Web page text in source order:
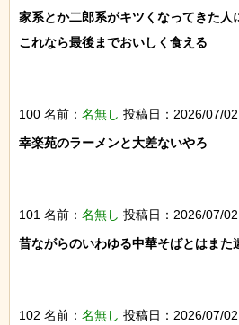
家系とか二郎系がキツくなってきた人
これなら最後までおいしく食える
100 名前： 名無し 投稿日：2026/07/
幸楽苑のラーメンと大差ないやろ
101 名前： 名無し 投稿日：2026/07/
昔ながらのいわゆる中華そばとはまた
102 名前： 名無し 投稿日：2026/07/